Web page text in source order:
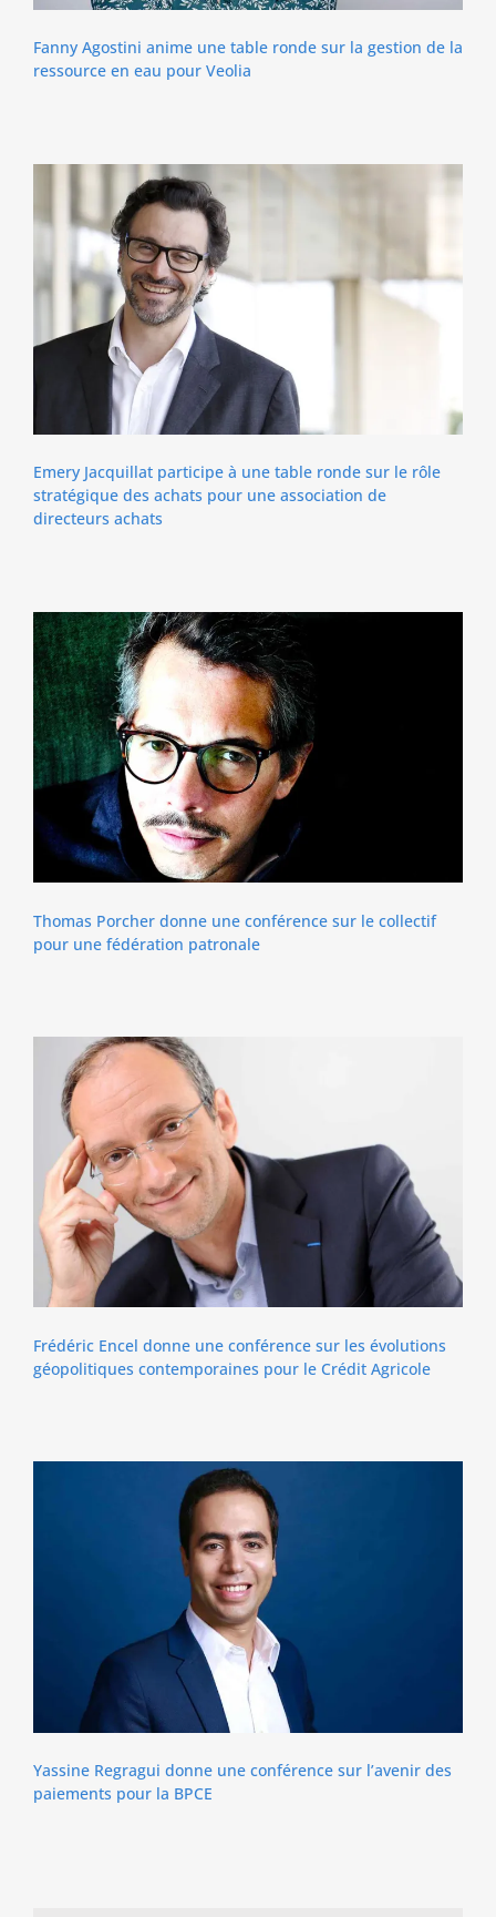
Fanny Agostini anime une table ronde sur la gestion de la
ressource en eau pour Veolia
Emery Jacquillat participe à une table ronde sur le rôle
stratégique des achats pour une association de
directeurs achats
Thomas Porcher donne une conférence sur le collectif
pour une fédération patronale
Frédéric Encel donne une conférence sur les évolutions
géopolitiques contemporaines pour le Crédit Agricole
Yassine Regragui donne une conférence sur l’avenir des
paiements pour la BPCE